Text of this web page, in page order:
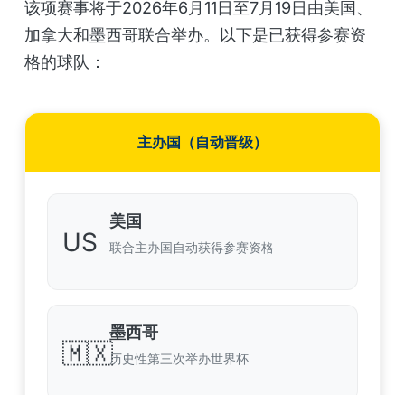
该项赛事将于2026年6月11日至7月19日由美国、
加拿大和墨西哥联合举办。以下是已获得参赛资
格的球队：
主办国（自动晋级）
US
美国
联合主办国自动获得参赛资格
🇲🇽
墨西哥
历史性第三次举办世界杯